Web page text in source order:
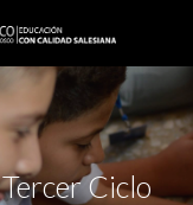
Tercer Ciclo